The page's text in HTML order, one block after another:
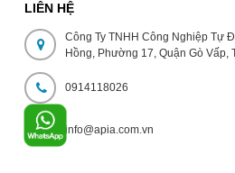
LIÊN HỆ
Công Ty TNHH Công Nghiệp Tự
Hồng, Phường 17, Quận Gò Vấp,
0914118026
info@apia.com.vn